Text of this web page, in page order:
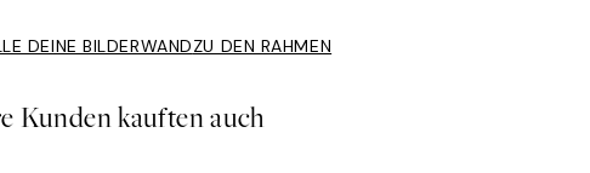
DEINE BILDERWANDZU DEN RAHMEN
Kunden kauften auch